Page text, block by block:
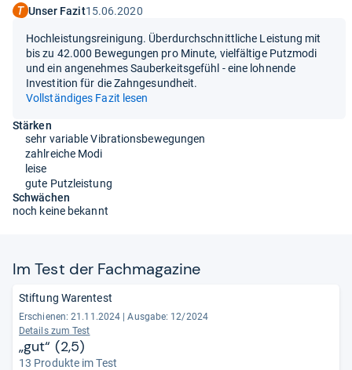
Unser Fazit15.06.2020
Hochleistungsreinigung. Überdurchschnittliche Leistung mit
bis zu 42.000 Bewegungen pro Minute, vielfältige Putzmodi
und ein angenehmes Sauberkeitsgefühl - eine lohnende
Investition für die Zahngesundheit.
Vollständiges Fazit lesen
Stärken
sehr variable Vibrationsbewegungen
zahlreiche Modi
leise
gute Putzleistung
Schwächen
noch keine bekannt
Im Test der Fach­ma­ga­zine
Stiftung Warentest
Erschienen: 21.11.2024 | Ausgabe: 12/2024
Details zum Test
„gut“ (2,5)
13 Produkte im Test